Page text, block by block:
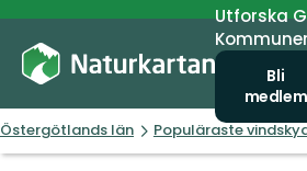
Utforska
Kommuner
Bli
medlem
Östergötlands län Populäraste